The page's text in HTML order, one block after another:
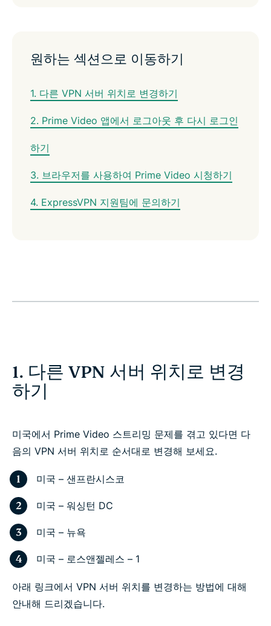
원하는 섹션으로 이동하기
1. 다른 VPN 서버 위치로 변경하기
2. Prime Video 앱에서 로그아웃 후 다시 로그인
하기
3. 브라우저를 사용하여 Prime Video 시청하기
4. ExpressVPN 지원팀에 문의하기
1. 다른 VPN 서버 위치로 변경
하기
미국에서 Prime Video 스트리밍 문제를 겪고 있다면 다
음의 VPN 서버 위치로 순서대로 변경해 보세요.
미국 – 샌프란시스코
미국 – 워싱턴 DC
미국 – 뉴욕
미국 – 로스앤젤레스 – 1
아래 링크에서 VPN 서버 위치를 변경하는 방법에 대해
안내해 드리겠습니다.